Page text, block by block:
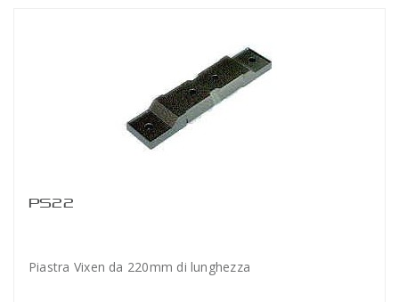
PS22
Piastra Vixen da 220mm di lunghezza